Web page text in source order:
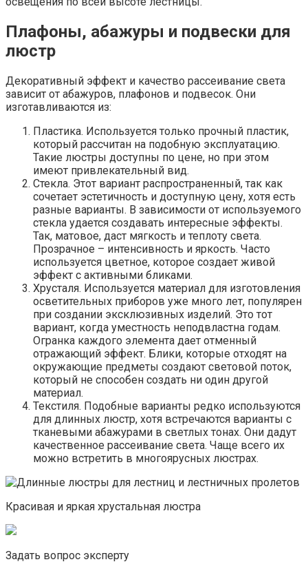
Плафоны, абажуры и подвески для
люстр
Декоративный эффект и качество рассеивание света
зависит от абажуров, плафонов и подвесок. Они
изготавливаются из:
Пластика. Используется только прочный пластик,
который рассчитан на подобную эксплуатацию.
Такие люстры доступны по цене, но при этом
имеют привлекательный вид.
Стекла. Этот вариант распространенный, так как
сочетает эстетичность и доступную цену, хотя есть
разные варианты. В зависимости от используемого
стекла удается создавать интересные эффекты.
Так, матовое, даст мягкость и теплоту света.
Прозрачное – интенсивность и яркость. Часто
используется цветное, которое создает живой
эффект с активными бликами.
Хрусталя. Используется материал для изготовления
осветительных приборов уже много лет, популярен
при создании эксклюзивных изделий. Это тот
вариант, когда уместность неподвластна годам.
Огранка каждого элемента дает отменный
отражающий эффект. Блики, которые отходят на
окружающие предметы создают световой поток,
который не способен создать ни один другой
материал.
Текстиля. Подобные варианты редко используются
для длинных люстр, хотя встречаются варианты с
тканевыми абажурами в светлых тонах. Они дадут
качественное рассеивание света. Чаще всего их
можно встретить в многоярусных люстрах.
Красивая и яркая хрустальная люстра
Задать вопрос эксперту